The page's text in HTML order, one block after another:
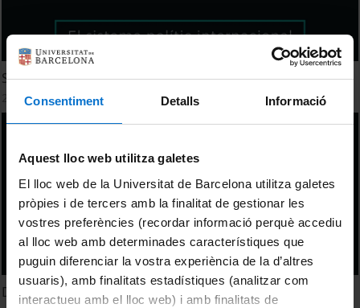
Consentiment Detalls Informació
Aquest lloc web utilitza galetes
El lloc web de la Universitat de Barcelona utilitza galetes
pròpies i de tercers amb la finalitat de gestionar les
vostres preferències (recordar informació perquè accediu
al lloc web amb determinades característiques que
puguin diferenciar la vostra experiència de la d’altres
usuaris), amb finalitats estadístiques (analitzar com
interactueu amb el lloc web) i amb finalitats de
Sistema Polític Internacional
25 febrer, 2026
Doctrines d'odi